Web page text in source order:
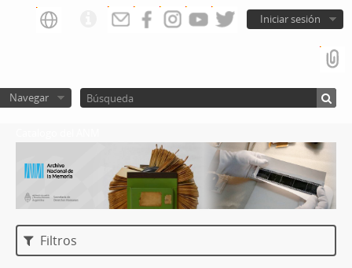
Iniciar sesión
Navegar
Filtros